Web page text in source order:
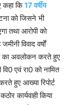
कहा कि17 वर्षीय
को जिसने भी
तथा आरोपी को
विवाद वर्षों
का अवलोकन करते हुए
एवं रा0 को नामित
हुए आख्या रिपोर्ट
कार्यवाही किया